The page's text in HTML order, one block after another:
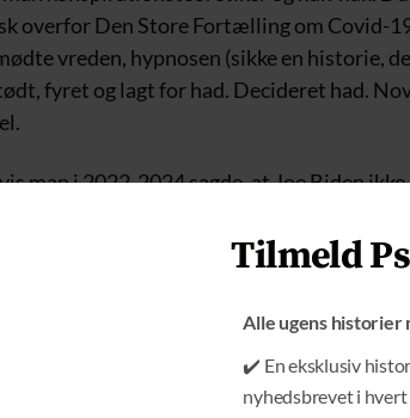
overfor Den Store Fortælling om Covid-
vreden, hypnosen (sikke en historie,
fyret og lagt for had. Decideret had.
man i 2022-2024 sagde, at Joe Biden
’sandhed’ direkte modsat. I foråret
kommentatorer, deriblandt David Trads.
Biden stadig ”i topform”, medier?
Tilmeld
Alle ugens historier
✔️ En eksklusiv
nyhedsbrevet i